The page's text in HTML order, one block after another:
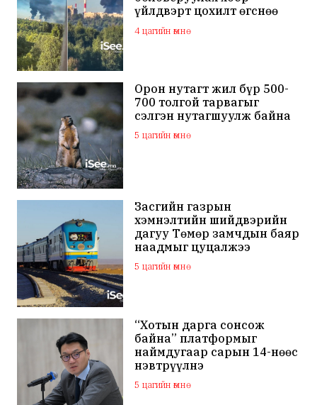
үйлдвэрт цохилт өгснөө
мэдэгдлээ
4 цагийн өмнө
Орон нутагт жил бүр 500-
700 толгой тарвагыг
сэлгэн нутагшуулж байна
5 цагийн өмнө
Засгийн газрын
хэмнэлтийн шийдвэрийн
дагуу Төмөр замчдын баяр
наадмыг цуцалжээ
5 цагийн өмнө
“Хотын дарга сонсож
байна” платформыг
наймдугаар сарын 14-нөөс
нэвтрүүлнэ
5 цагийн өмнө